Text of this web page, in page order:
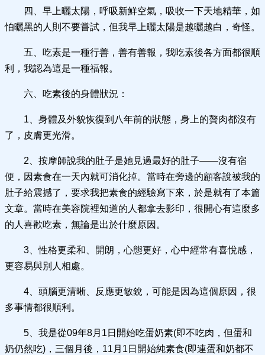
四、早上曬太陽，呼吸新鮮空氣，吸收一下天地精華，如
怕曬黑的人則不要嘗試，但我早上曬太陽是越曬越白，奇怪。
五、吃素是一種行善，善有善報，我吃素後各方面都很順
利，我認為這是一種福報。
六、吃素後的身體狀況：
1、身體及外貌恢復到八年前的狀態，身上的贅肉都沒有
了，皮膚更光滑。
2、按摩師說我的肚子是她見過最好的肚子——沒有宿
便，因素食在一天內就可消化掉。當時在旁邊的顧客說被我的
肚子給震撼了，要求我把素食的經驗寫下來，於是就有了本篇
文章。當時在美容院裡知道的人都拿去影印，很開心有這麼多
的人喜歡吃素，無論是出於什麼原因。
3、性格更柔和、開朗，心態更好，心中經常有喜悅感，
更容易與別人相處。
4、頭腦更清晰、反應更敏銳，可能是因為這個原因，很
多事情都很順利。
5、我是從09年8月1日開始吃蛋奶素(即不吃肉，但蛋和
奶仍然吃)，三個月後，11月1日開始純素食(即連蛋和奶都不